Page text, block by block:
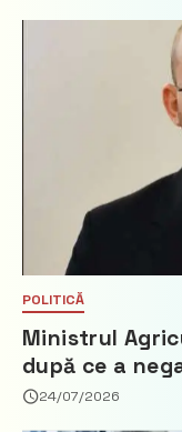
POLITICĂ
Ministrul
după ce a
Partidul
24/07/2026